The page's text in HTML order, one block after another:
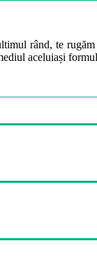
rând, te rugăm
aceluiași